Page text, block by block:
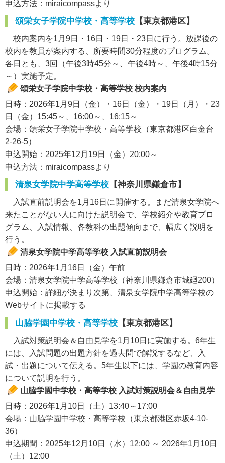
申込方法：miraicompassより
頌栄女子学院中学校・高等学校 【東京都港区】
校内案内を1月9日・16日・19日・23日に行う。放課後の
校内を教員が案内する、所要時間30分程度のプログラム。
各日とも、3回（午後3時45分～、午後4時～、午後4時15分
～）実施予定。
頌栄女子学院中学校・高等学校 校内案内
日時：2026年1月9日（金）・16日（金）・19日（月）・23
日（金）15:45～、16:00～、16:15～
会場：頌栄女子学院中学校・高等学校（東京都港区白金台
2-26-5）
申込開始：2025年12月19日（金）20:00～
申込方法：miraicompassより
清泉女学院中学高等学校 【神奈川県鎌倉市】
入試直前説明会を1月16日に開催する。まだ清泉女学院へ
来たことがない人に向けた説明会で、学校紹介や教育プロ
グラム、入試情報、各教科の出題傾向まで、幅広く説明を
行う。
清泉女学院中学高等学校 入試直前説明会
日時：2026年1月16日（金）午前
会場：清泉女学院中学高等学校（神奈川県鎌倉市城廻200）
申込開始：詳細が決まり次第、清泉女学院中学高等学校の
Webサイトに掲載する
山脇学園中学校・高等学校 【東京都港区】
入試対策説明会＆自由見学を1月10日に実施する。6年生
には、入試問題の出題方針を過去問で解説するなど、入
試・出題について伝える。5年生以下には、学園の教育内容
について説明を行う。
山脇学園中学校・高等学校 入試対策説明会＆自由見学
日時：2026年1月10日（土）13:40～17:00
会場：山脇学園中学校・高等学校（東京都港区赤坂4-10-
36）
申込期間：2025年12月10日（水）12:00 ～ 2026年1月10日
（土）12:00